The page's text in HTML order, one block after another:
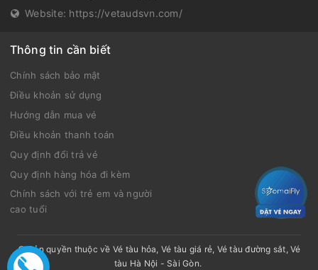
Website: https://vetaudsvn.com/
Thông tin cần biết
Chính sách bảo mật
Điều khoản sử dụng
Hướng dẫn mua vé
Điều khoản thanh toán
Quy định đổi trả vé
Quy định hàng hóa đi kèm
Chính sách với trẻ em và người
cao tuổi
© Bản quyền thuộc về Vé tàu hỏa, Vé tàu giá rẻ, Vé tàu đường sắt, Vé
tàu Hà Nội - Sài Gòn.